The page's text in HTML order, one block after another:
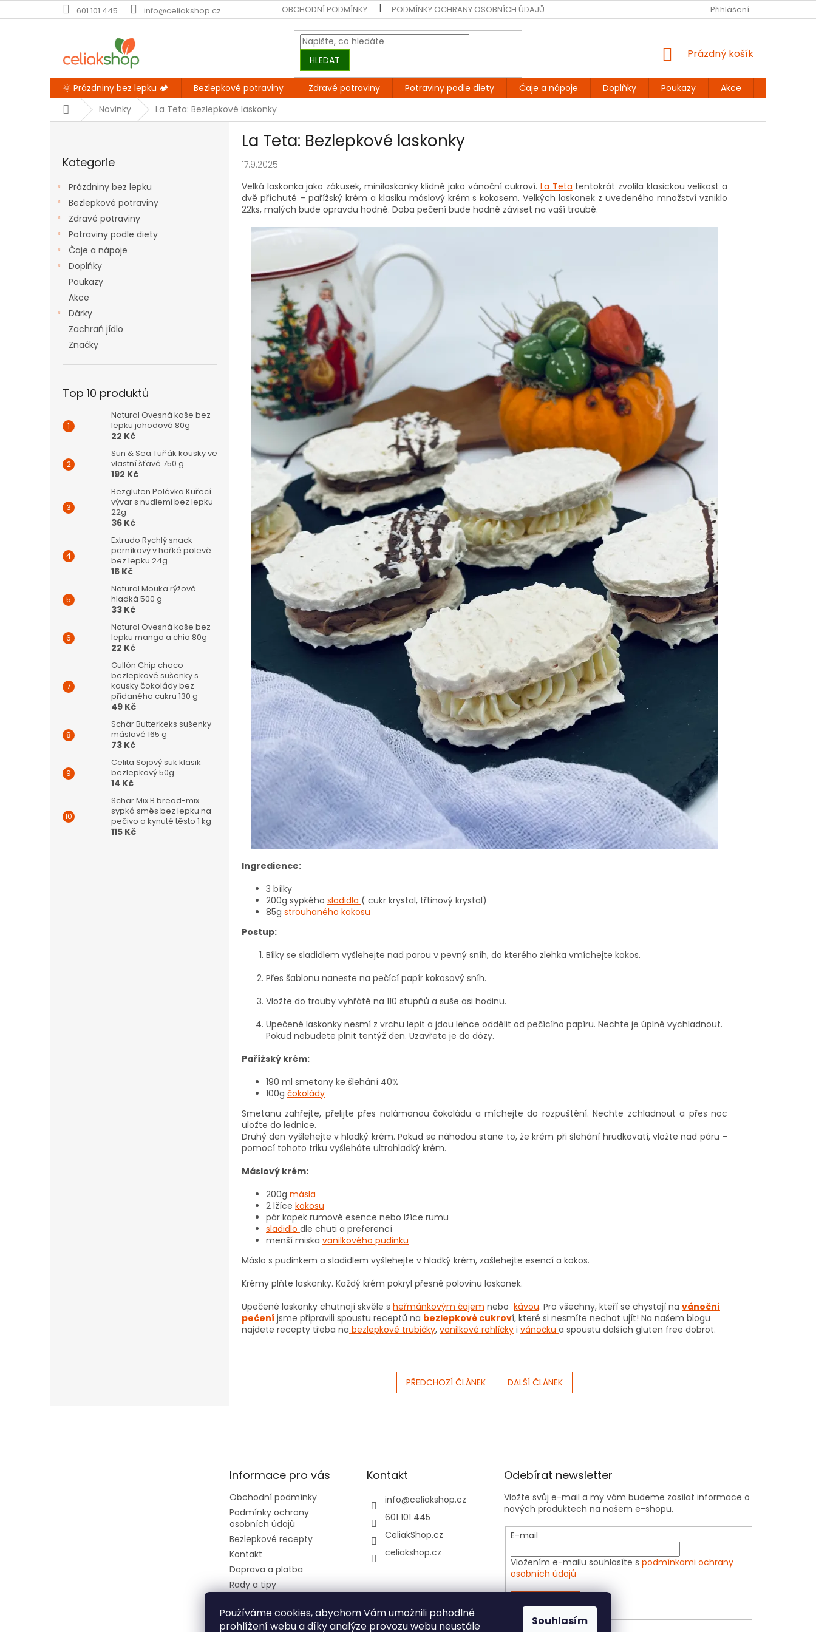
Používáme cookies, abychom Vám umožnili pohodlné
prohlížení webu a díky analýze provozu webu neustále
Souhlasím
na
601 101 445 info@celiakshop.cz OBCHODNÍ PODMÍNKY PODMÍNKY OCHRANY OSOBNÍCH ÚDAJŮ KONTAKT DOPRAVA A PLATBA
Přihlášení
HLEDAT
NÁKUPNÍ
Prázdný košík
🌞 Prázdniny bez lepku 🏕️ Bezlepkové potraviny Zdravé potraviny Potraviny podle diety Čaje a nápoje Doplňky Poukazy Akce
DomůNovinky La Teta: Bezlepkové laskonky
kategorie
Kategorie
Prázdniny bez lepku
Bezlepkové potraviny
Zdravé potraviny
Potraviny podle diety
Čaje a nápoje
Doplňky
Poukazy
Akce
Dárky
Zachraň jídlo
Značky
Top 10 produktů
Natural Ovesná kaše bez
lepku jahodová 80g
22 Kč
Sun & Sea Tuňák kousky ve
vlastní šťávě 750 g
192 Kč
Bezgluten Polévka Kuřecí
vývar s nudlemi bez lepku
22g
36 Kč
Extrudo Rychlý snack
perníkový v hořké polevě
bez lepku 24g
16 Kč
Natural Mouka rýžová
hladká 500 g
33 Kč
Natural Ovesná kaše bez
lepku mango a chia 80g
22 Kč
Gullón Chip choco
bezlepkové sušenky s
kousky čokolády bez
přidaného cukru 130 g
49 Kč
Schär Butterkeks sušenky
máslové 165 g
73 Kč
Celita Sojový suk klasik
bezlepkový 50g
14 Kč
Schär Mix B bread-mix
sypká směs bez lepku na
pečivo a kynuté těsto 1 kg
115 Kč
La Teta: Bezlepkové laskonky
17.9.2025
Velká laskonka jako zákusek, minilaskonky klidně jako vánoční cukroví. La Teta tentokrát zvolila klasickou velikost a
dvě příchutě – pařížský krém a klasiku máslový krém s kokosem. Velkých laskonek z uvedeného množství vzniklo
22ks, malých bude opravdu hodně. Doba pečení bude hodně záviset na vaší troubě.
Ingredience:
3 bílky
200g sypkého sladidla ( cukr krystal, třtinový krystal)
85g strouhaného kokosu
Postup:
Bílky se sladidlem vyšlehejte nad parou v pevný sníh, do kterého zlehka vmíchejte kokos.
Přes šablonu naneste na pečící papír kokosový sníh.
Vložte do trouby vyhřáté na 110 stupňů a suše asi hodinu.
Upečené laskonky nesmí z vrchu lepit a jdou lehce oddělit od pečícího papíru. Nechte je úplně vychladnout.
Pokud nebudete plnit tentýž den. Uzavřete je do dózy.
Pařížský krém:
190 ml smetany ke šlehání 40%
100g čokolády
Smetanu zahřejte, přelijte přes nalámanou čokoládu a míchejte do rozpuštění. Nechte zchladnout a přes noc
uložte do lednice.
Druhý den vyšlehejte v hladký krém. Pokud se náhodou stane to, že krém při šlehání hrudkovatí, vložte nad páru –
pomocí tohoto triku vyšleháte ultrahladký krém.
Máslový krém:
200g másla
2 lžíce kokosu
pár kapek rumové esence nebo lžíce rumu
sladidlo dle chuti a preferencí
menší miska vanilkového pudinku
Máslo s pudinkem a sladidlem vyšlehejte v hladký krém, zašlehejte esencí a kokos.
Krémy plňte laskonky. Každý krém pokryl přesně polovinu laskonek.
Upečené laskonky chutnají skvěle s heřmánkovým čajem nebo kávou. Pro všechny, kteří se chystají na vánoční
pečení jsme připravili spoustu receptů na bezlepkové cukroví, které si nesmíte nechat ujít! Na našem blogu
najdete recepty třeba na bezlepkové trubičky, vanilkové rohlíčky i vánočku a spoustu dalších gluten free dobrot.
PŘEDCHOZÍ ČLÁNEK DALŠÍ ČLÁNEK
Informace pro vás
Obchodní podmínky
Podmínky ochrany
osobních údajů
Bezlepkové recepty
Kontakt
Doprava a platba
Rady a tipy
Dietní cestovní kartičky do
restaurece
Kontakt
info@celiakshop.cz
601 101 445
CeliakShop.cz
celiakshop.cz
Odebírat newsletter
Vložte svůj e-mail a my vám budeme zasílat informace o
nových produktech na našem e-shopu.
E-mail
Vložením e-mailu souhlasíte spodmínkami ochrany
osobních údajů